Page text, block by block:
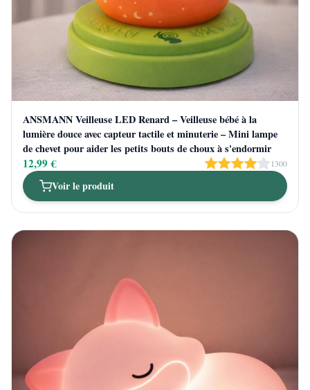
ANSMANN Veilleuse LED Renard – Veilleuse bébé à la
lumière douce avec capteur tactile et minuterie – Mini lampe
de chevet pour aider les petits bouts de choux à s'endormir
12,99 € 1300
Voir le produit